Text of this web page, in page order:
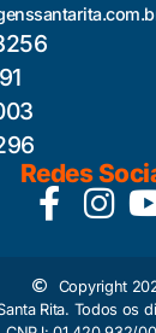
Redes
Copyright
Rita. Todos os